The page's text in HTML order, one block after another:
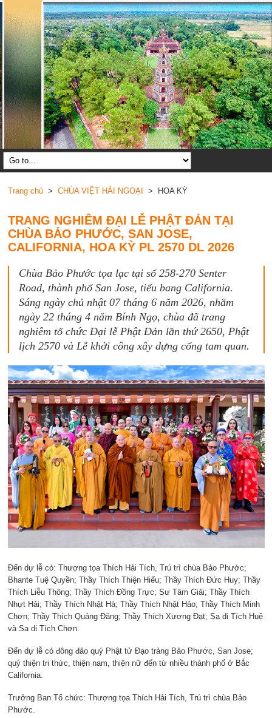
Trang chủ> CHÙA VIỆT HẢI NGOẠI > HOA KỲ
TRANG NGHIÊM ĐẠI LỄ PHẬT ĐẢN TẠI
CHÙA BẢO PHƯỚC, SAN JOSE,
CALIFORNIA, HOA KỲ PL 2570 DL 2026
Chùa Bảo Phước tọa lạc tại số 258-270 Senter
Road, thành phố San Jose, tiểu bang California.
Sáng ngày chủ nhật 07 tháng 6 năm 2026, nhằm
ngày 22 tháng 4 năm Bính Ngọ, chùa đã trang
nghiêm tổ chức Đại lễ Phật Đản lần thứ 2650, Phật
lịch 2570 và Lễ khởi công xây dựng cổng tam quan.
Đến dự lễ có: Thượng tọa Thích Hải Tích, Trú trì chùa Bảo Phước;
Bhante Tuệ Quyền; Thầy Thích Thiện Hiếu; Thầy Thích Đức Huy; Thầy
Thích Liễu Thông; Thầy Thích Đồng Trực; Sư Tâm Giải; Thầy Thích
Nhựt Hải; Thầy Thích Nhật Hà; Thầy Thích Nhật Hảo; Thầy Thích Minh
Chơn; Thầy Thích Quảng Đăng; Thầy Thích Xương Đạt; Sa di Tích Huệ
và Sa di Tích Chơn.
Đến dự lễ có đông đảo quý Phật tử Đạo tràng Bảo Phước, San Jose;
quý thiện tri thức, thiện nam, thiện nữ đến từ nhiều thành phố ở Bắc
California.
Trưởng Ban Tổ chức: Thượng tọa Thích Hải Tích, Trú trì chùa Bảo
Phước.